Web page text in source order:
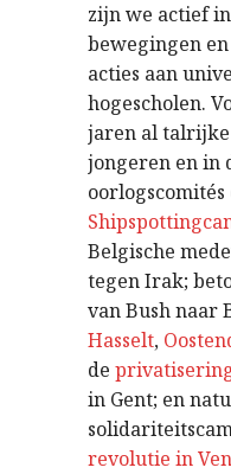
zijn we actief
bewegingen
acties aan
hogescholen.
jaren al
jongeren en in
oorlogscomités
Belgische
tegen Irak;
van Bush naar
Hasselt,
de
in Gent; en
revolutie in